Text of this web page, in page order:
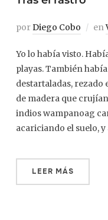
porDiego Cobo en
Yo lo había visto.
playas. También
destartaladas, rezado
de madera que
indios wampanoag
acariciando el suelo,
LEER MÁS